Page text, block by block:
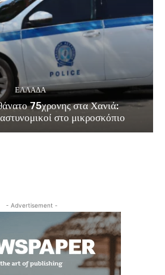
ΕΛΛΑΔΑ
75χρονης στα Χανιά:
στο μικροσκόπιο
- Advertisement -